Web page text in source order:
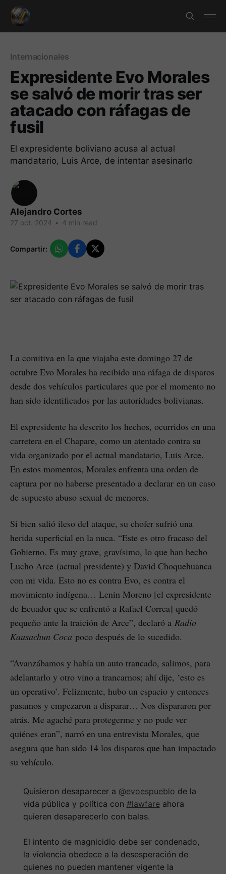
Internacionales
Expresidente Evo Morales
se salvó de morir tras ser
atacado con ráfagas de
fusil
El expresidente boliviano acusa al actual
mandatario, Luis Arce, de intentar asesinarlo
Alejandro Cortes
27 oct. 2024 • 4 min read
Compartir:
La comitiva en la que viajaba este domingo 27 de
octubre Evo Morales ha recibido una ráfaga de disparos
desde dos vehículos particulares que por el momento no
han sido identificados por las autoridades bolivianas.
El expresidente ha descrito los hechos, ocurridos en una
carretera en el Chapare, como un atentado contra su
vida organizado por el actual mandatario, Luis Arce.
En estos momentos, Morales enfrenta una orden de
captura por no haberse presentado a declarar en un caso
de supuesto abuso sexual de menores.
Si bien salió ileso del ataque, su chofer sufrió una
herida superficial en la nuca. “Este es otro fracaso del
Gobierno. Es muy grave, gravísimo, lo que han hecho
Lucho Arce (actual presidente) y David Choquehuanca
con mi vida. Esto no es contra Evo, es contra el
movimiento indígena… Lenin Moreno [el expresidente
de Ecuador que se enfrentó a Rafael Correa] quedó
pequeño ante la traición de Arce”, declaró a Radio
Kausachun Coca poco después de lo sucedido.
“Avanzábamos y había un auto trancado, salimos, para
adelantarlo y otro vino a trancarnos; ahí dije, ‘esto es
un operativo’. Felizmente, hubo un espacio y entonces
pasamos y empezaron a disparar… Nos dispararon por
atrás. Me agaché para protegerme y no pude ver
quiénes eran”, narró en una entrevista Morales, que
asegura que han sido 14 los disparos que han impactado
su vehículo.
Quisieron desaparecer a @evoespueblo de la
vida pública y política con #lawfareahora
quieren desaparecerlo con balas.
El intento de magnicidio debe ser condenado,
la violencia obedece a la desesperación de
quienes no pueden mantener vigente la